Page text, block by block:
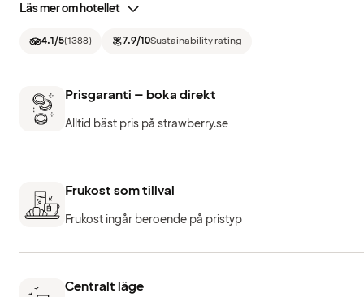
Läs mer om hotellet
4.1/5(1388) 7.9/10Sustainability rating
Prisgaranti – boka direkt
Alltid bäst pris på strawberry.se
Frukost som tillval
Frukost ingår beroende på pristyp
Centralt läge